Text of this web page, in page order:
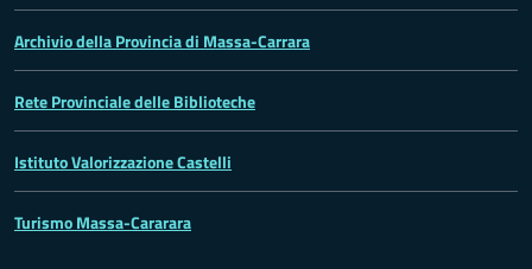
Archivio della Provincia di Massa-Carrara
Rete Provinciale delle Biblioteche
Istituto Valorizzazione Castelli
Turismo Massa-Cararara